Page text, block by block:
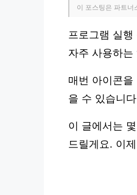
이 포스팅은 파트너
프로그램 실
자주 사용하
매번 아이콘
을 수 있습니
이 글에서는
드릴게요. 이